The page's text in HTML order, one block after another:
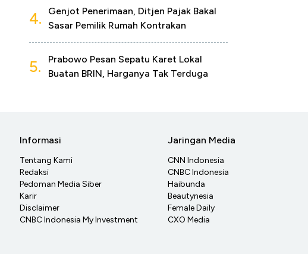
4.
Genjot Penerimaan, Ditjen Pajak Bakal
Sasar Pemilik Rumah Kontrakan
5.
Prabowo Pesan Sepatu Karet Lokal
Buatan BRIN, Harganya Tak Terduga
Informasi
Tentang Kami
Redaksi
Pedoman Media Siber
Karir
Disclaimer
CNBC Indonesia My Investment
Jaringan Media
CNN Indonesia
CNBC Indonesia
Haibunda
Beautynesia
Female Daily
CXO Media